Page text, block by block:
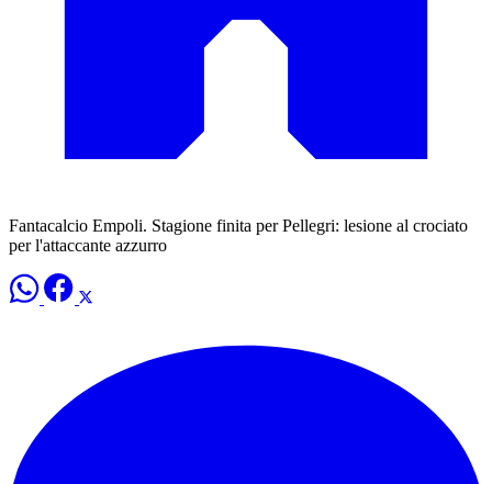
Fantacalcio Empoli. Stagione finita per Pellegri: lesione al crociato
per l'attaccante azzurro